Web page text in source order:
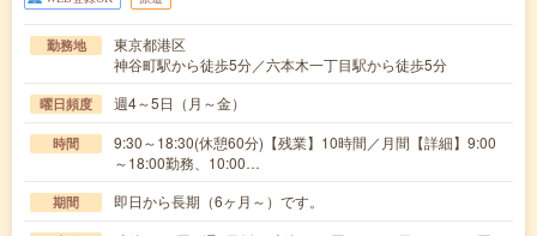
勤務地
東京都港区
神谷町駅から徒歩5分／六本木一丁目駅から徒歩5分
曜日頻度 週4～5日（月～金）
時間
9:30～18:30(休憩60分)【残業】10時間／月間【詳細】9:00
～18:00勤務、10:00…
期間 即日から長期（6ヶ月～）です。